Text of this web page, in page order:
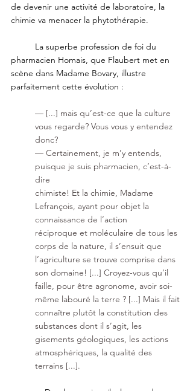
de devenir une activité de laboratoire, la
chimie va menacer la phytothérapie.
pharmacien Homais, que Flaubert met en
scène dans Madame Bovary, illustre
parfaitement cette évolution :
— [...] mais qu’est-ce que la culture
vous regarde? Vous vous y entendez
donc?
— Certainement, je m’y entends,
puisque je suis pharmacien, c’est-à-
dire
chimiste! Et la chimie, Madame
Lefrançois, ayant pour objet la
connaissance de l’action
réciproque et moléculaire de tous les
corps de la nature, il s’ensuit que
l’agriculture se trouve comprise dans
son domaine! [...] Croyez-vous qu’il
faille, pour être agronome, avoir soi-
même labouré la terre ? [...] Mais il fait
connaître plutôt la constitution des
substances dont il s’agit, les
gisements géologiques, les actions
atmosphériques, la qualité des
terrains [...].